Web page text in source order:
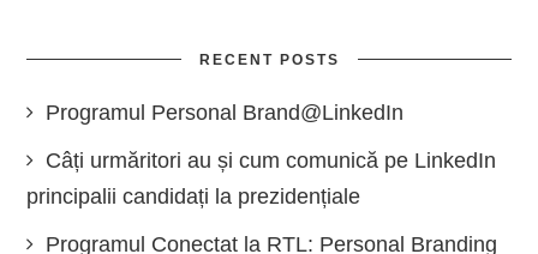
RECENT POSTS
Programul Personal Brand@LinkedIn
Câți urmăritori au și cum comunică pe LinkedIn
principalii candidați la prezidențiale
Programul Conectat la RTL: Personal Branding